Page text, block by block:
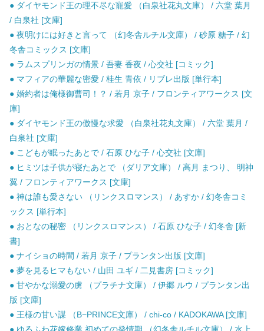
● ダイヤモンド王の理不尽な寵愛 （白泉社花丸文庫） / 六堂 葉月
/ 白泉社 [文庫]
● 夜明けには好きと言って （幻冬舎ルチル文庫） / 砂原 糖子 / 幻
冬舎コミックス [文庫]
● ラムスプリンガの情景 / 吾妻 香夜 / 心交社 [コミック]
● マフィアの華麗な密愛 / 桂生 青依 / リブレ出版 [単行本]
● 婚約者は俺様御曹司！？ / 若月 京子 / フロンティアワークス [文
庫]
● ダイヤモンド王の傲慢な求愛 （白泉社花丸文庫） / 六堂 葉月 /
白泉社 [文庫]
● こどもが眠ったあとで / 石原 ひな子 / 心交社 [文庫]
● ヒミツは子供が寝たあとで （ダリア文庫） / 高月 まつり、 明神
翼 / フロンティアワークス [文庫]
● 神は誰も愛さない （リンクスロマンス） / あすか / 幻冬舎コミ
ックス [単行本]
● おとなの秘密 （リンクスロマンス） / 石原 ひな子 / 幻冬舎 [新
書]
● ナイショの時間 / 若月 京子 / プランタン出版 [文庫]
● 夢を見るヒマもない / 山田 ユギ / 二見書房 [コミック]
● 甘やかな溺愛の虜 （プラチナ文庫） / 伊郷 ルウ / プランタン出
版 [文庫]
● 王様の甘い謀 （B−PRINCE文庫） / chi-co / KADOKAWA [文庫]